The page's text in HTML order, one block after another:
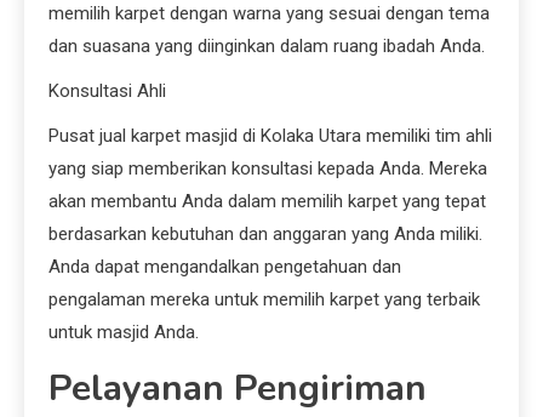
memilih karpet dengan warna yang sesuai dengan tema
dan suasana yang diinginkan dalam ruang ibadah Anda.
Konsultasi Ahli
Pusat jual karpet masjid di Kolaka Utara memiliki tim ahli
yang siap memberikan konsultasi kepada Anda. Mereka
akan membantu Anda dalam memilih karpet yang tepat
berdasarkan kebutuhan dan anggaran yang Anda miliki.
Anda dapat mengandalkan pengetahuan dan
pengalaman mereka untuk memilih karpet yang terbaik
untuk masjid Anda.
Pelayanan Pengiriman